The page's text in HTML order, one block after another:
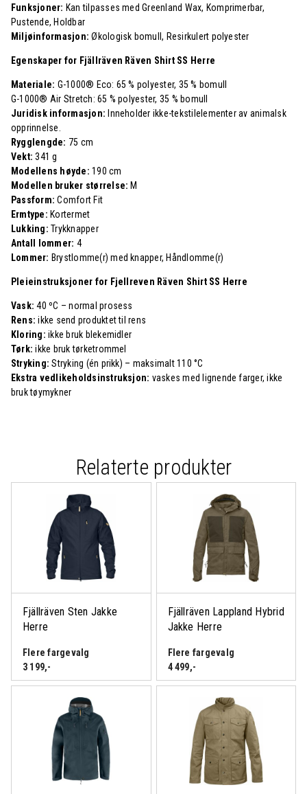
Funksjoner: Kan tilpasses med Greenland Wax, Komprimerbar,
Pustende, Holdbar
Miljøinformasjon:Økologisk bomull, Resirkulert polyester
Egenskaper for Fjällräven Räven Shirt SS Herre
Materiale: G-1000® Eco: 65 % polyester, 35 % bomull
G-1000® Air Stretch: 65 % polyester, 35 % bomull
Juridisk informasjon: Inneholder ikke-tekstilelementer av animalsk
opprinnelse.
Rygglengde: 75 cm
Vekt:341 g
Modellens høyde:190 cm
Modellen bruker størrelse: M
Passform:Comfort Fit
Ermtype: Kortermet
Lukking:Trykknapper
Antall lommer: 4
Lommer: Brystlomme(r) med knapper, Håndlomme(r)
Pleieinstruksjoner for Fjellreven Räven Shirt SS Herre
Vask:40 ºC – normal prosess
Rens:ikke send produktet til rens
Kloring:ikke bruk blekemidler
Tørk:ikke bruk tørketrommel
Stryking:Stryking (én prikk) – maksimalt 110 °C
Ekstra vedlikeholdsinstruksjon: vaskes med lignende farger, ikke
bruk tøymykner
Relaterte produkter
Fjällräven Sten Jakke
Herre
Flere fargevalg
3 199,-
Fjällräven Lappland Hybrid
Jakke Herre
Flere fargevalg
4 499,-